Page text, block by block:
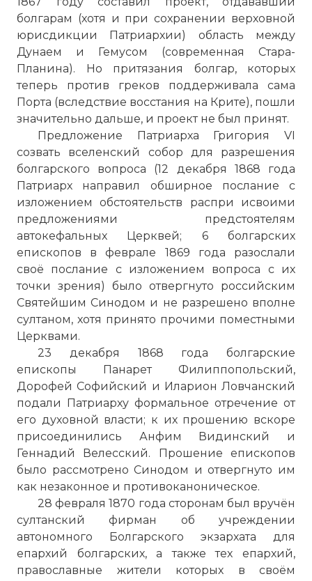
болгарам (хотя и при сохранении верховной
юрисдикции Патриархии) область между
Дунаем и Гемусом (современная Стара-
Планина). Но притязания болгар, которых
теперь против греков поддерживала сама
Порта (вследствие восстания на Крите), пошли
значительно дальше, и проект не был принят.
Предложение Патриарха Григория VI
созвать вселенский собор для разрешения
болгарского вопроса (12 декабря 1868 года
Патриарх направил обширное послание с
изложением обстоятельств распри исвоими
предложениями предстоятелям
автокефальных Церквей; 6 болгарских
епископов в феврале 1869 года разослали
своё послание с изложением вопроса с их
точки зрения) было отвергнуто российским
Святейшим Синодом и не разрешено вполне
султаном, хотя принято прочими поместными
Церквами.
23 декабря 1868 года болгарские
епископы Панарет Филиппопольский,
Дорофей Софийский и Иларион Ловчанский
подали Патриарху формальное отречение от
его духовной власти; к их прошению вскоре
присоединились Анфим Видинский и
Геннадий Велесский. Прошение епископов
было рассмотрено Синодом и отвергнуто им
как незаконное и противоканоническое.
28 февраля 1870 года сторонам был вручён
султанский фирман об учреждении
автономного Болгарского экзархата для
епархий болгарских, а также тех епархий,
православные жители которых в своём